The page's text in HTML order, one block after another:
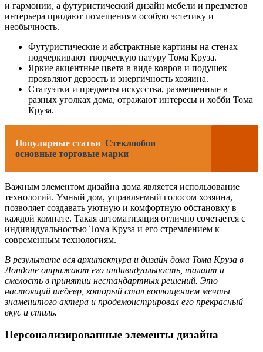
и гармонии, а футуристический дизайн мебели и предметов
интерьера придают помещениям особую эстетику и
необычность.
Футуристические и абстрактные картины на стенах
подчеркивают творческую натуру Тома Круза.
Яркие акцентные цвета в виде ковров и подушек
проявляют дерзость и энергичность хозяина.
Статуэтки и предметы искусства, размещенные в
разных уголках дома, отражают интересы и хобби Тома
Круза.
Популярные статьи Стеклообои
основные торговые марки
Важным элементом дизайна дома является использование
технологий. Умный дом, управляемый голосом хозяина,
позволяет создавать уютную и комфортную обстановку в
каждой комнате. Такая автоматизация отлично сочетается с
индивидуальностью Тома Круза и его стремлением к
современным технологиям.
В результате вся архитектура и дизайн дома Тома Круза в
Лондоне отражают его индивидуальность, талант и
смелость в принятии нестандартных решений. Это
настоящий шедевр, который стал воплощением мечты
знаменитого актера и продемонстрировал его прекрасный
вкус и стиль.
Персонализированные элементы дизайна